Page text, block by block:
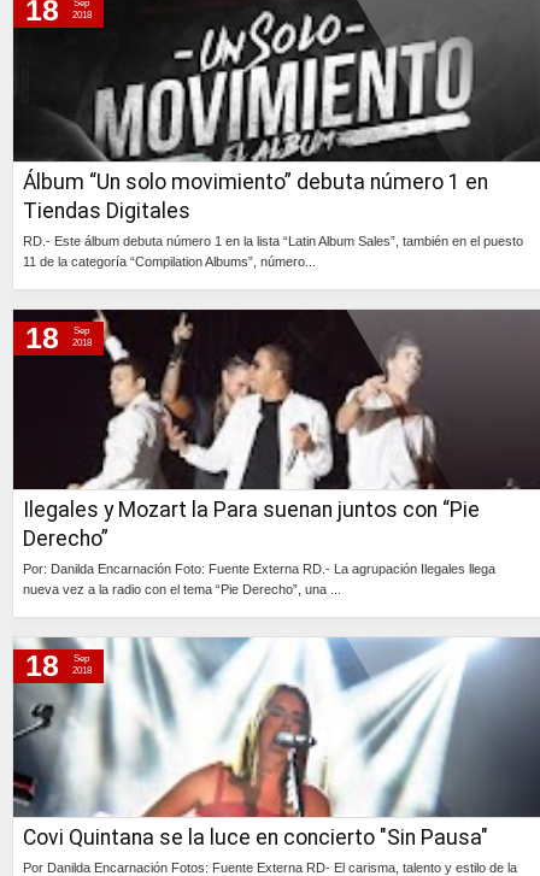
Álbum “Un solo movimiento” debuta número 1 en
Tiendas Digitales
RD.- Este álbum debuta número 1 en la lista “Latin Album Sales”, también en el puesto
11 de la categoría “Compilation Albums”, número...
18
Sep
2018
Ilegales y Mozart la Para suenan juntos con “Pie
Derecho”
Por: Danilda Encarnación Foto: Fuente Externa RD.- La agrupación Ilegales llega
nueva vez a la radio con el tema “Pie Derecho”, una ...
18
Sep
2018
Covi Quintana se la luce en concierto "Sin Pausa"
Por Danilda Encarnación Fotos: Fuente Externa RD- El carisma, talento y estilo de la
18
Sep
2018